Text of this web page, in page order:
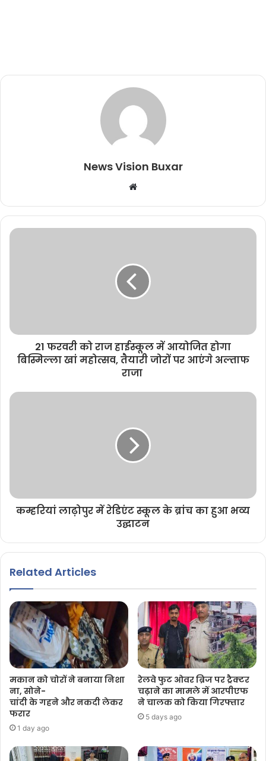
News Vision Buxar
b
s
21 फरवरी को राज हाईस्कूल में आयोजित होगा
बिस्मिल्ला खां महोत्सव, तैयारी जोरों पर आएंगे अल्ताफ
राजा
कम्हरियां लाढ़ोपुर में रेडिएंट स्कूल के ब्रांच का हुआ भव्य
उद्घाटन
Related Articles
मकान को चोरों ने बनाया निशा
ना, सोने-
चांदी के गहने और नकदी लेकर
फरार
1 day ago
रेलवे फुट ओवर ब्रिज पर ट्रैक्टर
चढ़ाने का मामले में आरपीएफ
ने चालक को किया गिरफ्तार
5 days ago